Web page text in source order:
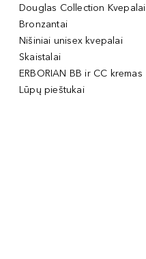
Douglas Collection Kvepalai
Bronzantai
Nišiniai unisex kvepalai
Skaistalai
ERBORIAN BB ir CC kremas
Lūpų pieštukai